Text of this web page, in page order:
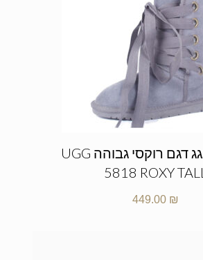
מגפי האגג דגם רוקסי גבוהה UGG
5818 ROXY TALL
449.00 ₪